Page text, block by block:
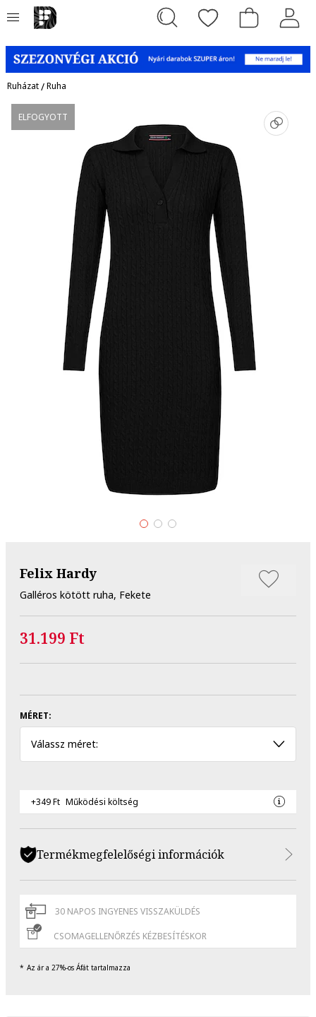
Ruházat/Ruha
ELFOGYOTT
Felix Hardy
Galléros kötött ruha, Fekete
31.199 Ft
MÉRET:
Válassz méret:
+349 Ft Működési költség
Termékmegfelelőségi információk
30 NAPOS INGYENES VISSZAKÜLDÉS
CSOMAGELLENŐRZÉS KÉZBESÍTÉSKOR
Az ár a 27%-os Áfát tartalmazza